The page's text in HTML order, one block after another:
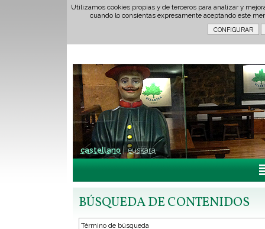
Utilizamos cookies propias y de terceros para analizar y
cuando lo consientas expresamente aceptando este
castellano euskara
BÚSQUEDA DE CONTENIDOS